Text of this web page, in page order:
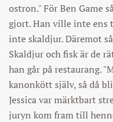
ostron." För Ben Game
gjort. Han ville inte ens
inte skaldjur. Däremot
Skaldjur och fisk är de
han går på restaurang.
kanonkött själv, så då
Jessica var märktbart
juryn kom fram till